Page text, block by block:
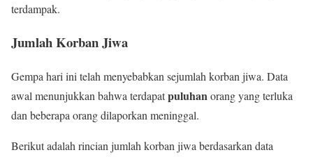
terdampak.
Jumlah Korban Jiwa
Gempa hari ini telah menyebabkan sejumlah korban jiwa. Data
awal menunjukkan bahwa terdapatpuluhanorang yang terluka
dan beberapa orang dilaporkan meninggal.
Berikut adalah rincian jumlah korban jiwa berdasarkan data